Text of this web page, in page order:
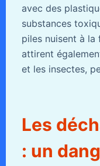
avec des
substances
piles nuisent à la
attirent
et les insectes,
Les
: un